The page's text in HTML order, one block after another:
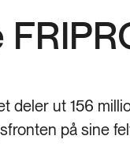
deler ut 156
på sine